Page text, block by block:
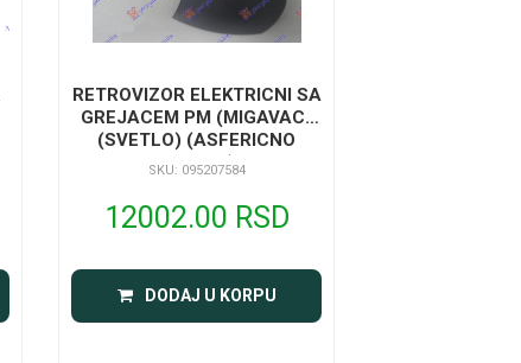
RETROVIZOR ELEKTRICNI SA
GREJACEM PM (MIGAVAC)
(SVETLO) (ASFERICNO
STAKLO)
SKU: 095207584
12002.00 RSD
DODAJ U KORPU